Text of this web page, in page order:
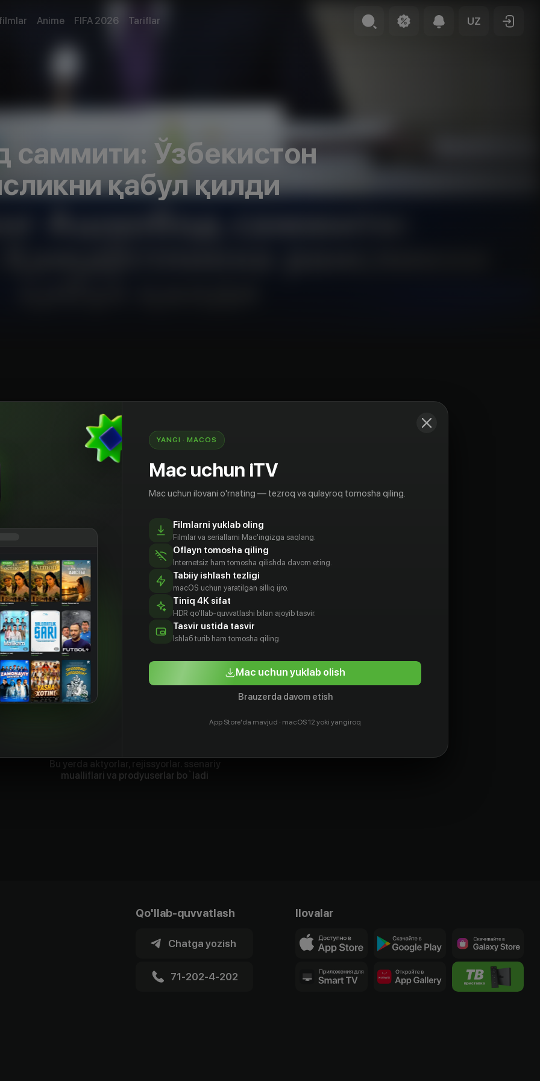
Anime FIFA 2026 Tariflar UZ
Ўзбекистон
қабул қилди
Ўзбекистон Ҳамдўстликка раисликни
саммит СНГ: Узбекистан принял
Содружестве
Bu yerda aktyorlar, rejissyorlar. ssenariy
mualliflari va prodyuserlar bo`ladi
Qo'llab-quvvatlash
Chatga yozish
71-202-4-202
Ilovalar
YANGI · MACOS
Mac uchun iTV
Mac uchun ilovani o'rnating — tezroq va qulayroq tomosha qiling.
Filmlarni yuklab oling
Filmlar va seriallarni Mac'ingizga saqlang.
Oflayn tomosha qiling
Internetsiz ham tomosha qilishda davom eting.
Tabiiy ishlash tezligi
macOS uchun yaratilgan silliq ijro.
Tiniq 4K sifat
HDR qo'llab-quvvatlashi bilan ajoyib tasvir.
Tasvir ustida tasvir
Ishlаб turib ham tomosha qiling.
Mac uchun yuklab olish
Brauzerda davom etish
App Store'da mavjud · macOS 12 yoki yangiroq